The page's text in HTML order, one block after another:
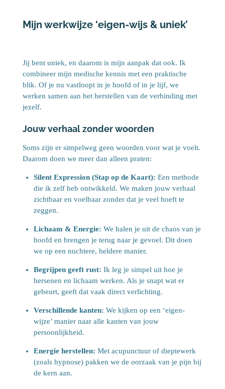
Mijn werkwijze ‘eigen-wijs & uniek’
Jij bent uniek, en daarom is mijn aanpak dat ook. Ik
combineer mijn medische kennis met een praktische
blik. Of je nu vastloopt in je hoofd of in je lijf, we
werken samen aan het herstellen van de verbinding met
jezelf.
Jouw verhaal zonder woorden
Soms zijn er simpelweg geen woorden voor wat je voelt.
Daarom doen we meer dan alleen praten:
Silent Expression (Stap op de Kaart): Een methode
die ik zelf heb ontwikkeld. We maken jouw verhaal
zichtbaar en voelbaar zonder dat je veel hoeft te
zeggen.
Lichaam & Energie: We halen je uit de chaos van je
hoofd en brengen je terug naar je gevoel. Dit doen
we op een nuchtere, heldere manier.
Begrijpen geeft rust: Ik leg je simpel uit hoe je
hersenen en lichaam werken. Als je snapt wat er
gebeurt, geeft dat vaak direct verlichting.
Verschillende kanten: We kijken op een ‘eigen-
wijze’ manier naar alle kanten van jouw
persoonlijkheid.
Energie herstellen: Met acupunctuur of dieptewerk
(zoals hypnose) pakken we de oorzaak van je pijn bij
de kern aan.